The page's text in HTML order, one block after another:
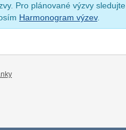
Pro plánované výzvy sledujte
Harmonogram výzev.